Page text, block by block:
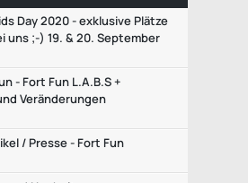
Day 2020 - exklusive Plätze
uns ;-) 19. & 20. September
- Fort Fun L.A.B.S +
Veränderungen
/ Presse - Fort Fun